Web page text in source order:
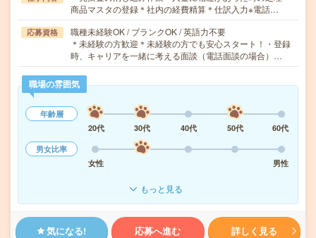
商品マスタの登録＊社内の経費精算＊仕訳入力※電話…
応募資格
職種未経験OK / ブランクOK / 英語力不要
＊未経験の方歓迎＊未経験の方でも安心スタート！・登録
時、キャリアを一緒に考える面談（電話面談の場合）…
職場の雰囲気
年齢層
20代
30代 40代 50代
60代
男女比率
女性
男性
もっと見る
気になる! 応募へ進む 詳しく見る